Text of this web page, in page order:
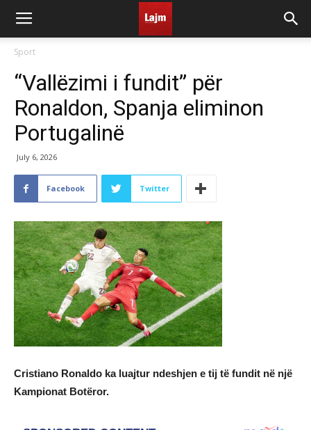
Sport
“Vallëzimi i fundit” për
Ronaldon, Spanja eliminon
Portugalinë
July 6, 2026
Facebook Twitter
Cristiano Ronaldo ka luajtur ndeshjen e tij të fundit në një
Kampionat Botëror.